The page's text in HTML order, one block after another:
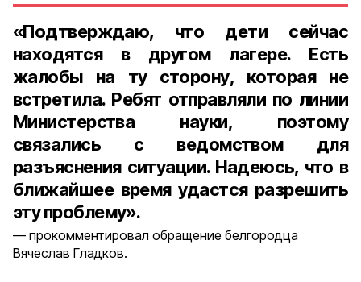
«Подтверждаю, что дети сейчас
находятся в другом лагере. Есть
жалобы на ту сторону, которая не
встретила. Ребят отправляли по линии
Министерства науки, поэтому
связались с ведомством для
разъяснения ситуации. Надеюсь, что в
ближайшее время удастся разрешить
эту проблему».
прокомментировал обращение белгородца
Вячеслав Гладков.